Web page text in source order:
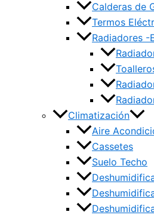
Calderas de
Termos
Radiadores -
Climatización
Aire
Cassetes
Suelo Techo